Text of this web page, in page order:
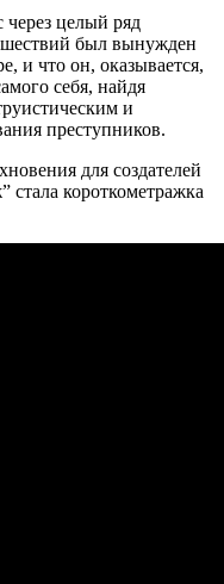
целый ряд
был вынужден
и что он, оказывается,
себя, найдя
и
преступников.
для создателей
короткометражка